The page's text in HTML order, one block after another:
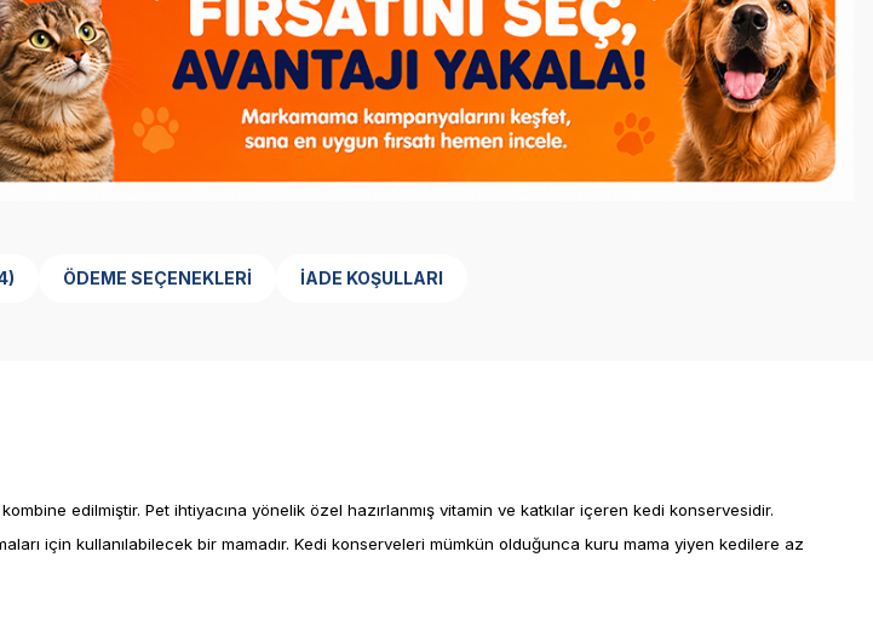
(4) ÖDEME SEÇENEKLERI İADE KOŞULLARI
edilmiştir. Pet ihtiyacına yönelik özel hazırlanmış vitamin ve katkılar içeren kedi konservesidir.
için kullanılabilecek bir mamadır. Kedi konserveleri mümkün olduğunca kuru mama yiyen kedilere az